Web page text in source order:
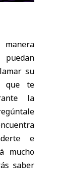
su
que te
la
e
mucho
saber